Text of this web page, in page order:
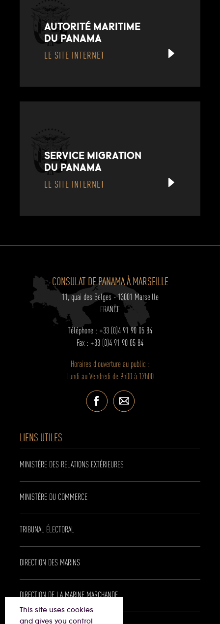
AUTORITÉ MARITIME
DU PANAMA
LE SITE INTERNET
SERVICE MIGRATION
DU PANAMA
LE SITE INTERNET
CONSULAT DE PANAMA À MARSEILLE
11, quai des Belges - 13001 Marseille
FRANCE
Téléphone : +33 (0)4 91 90 05 84
Fax : +33 (0)4 91 90 05 84
Horaires d'ouverture au public :
Lundi au Vendredi de 9h00 à 17h00
LIENS UTILES
MINISTÈRE DES RELATIONS EXTÉRIEURES
MINISTÈRE DU COMMERCE
TRIBUNAL ÉLECTORAL
DIRECTION DES MARINS
DIRECTION DE LA MARINE MARCHANDE
This site uses cookies
and gives you control